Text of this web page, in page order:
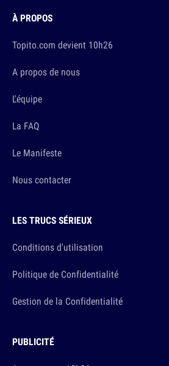
À PROPOS
Topito.com devient 10h26
A propos de nous
L'équipe
La FAQ
Le Manifeste
Nous contacter
LES TRUCS SÉRIEUX
Conditions d'utilisation
Politique de Confidentialité
Gestion de la Confidentialité
PUBLICITÉ